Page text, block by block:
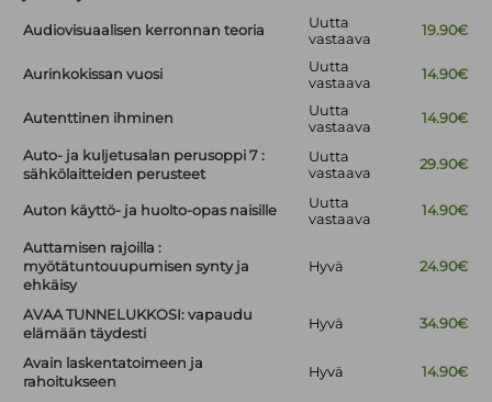
Audiovisuaalisen kerronnan teoria
Uutta
vastaava
19.90€
Aurinkokissan vuosi
Uutta
vastaava
14.90€
Autenttinen ihminen
Uutta
vastaava
14.90€
Auto- ja kuljetusalan perusoppi 7 :
sähkölaitteiden perusteet
Uutta
vastaava
29.90€
Auton käyttö- ja huolto-opas naisille
Uutta
vastaava
14.90€
Auttamisen rajoilla :
myötätuntouupumisen synty ja
ehkäisy
Hyvä 24.90€
AVAA TUNNELUKKOSI: vapaudu
elämään täydesti
Hyvä 34.90€
Avain laskentatoimeen ja
rahoitukseen
Hyvä 14.90€